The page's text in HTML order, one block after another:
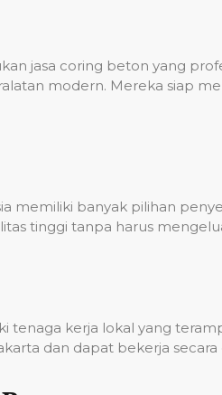
jasa coring beton yang
modern. Mereka siap
memiliki banyak pilihan
tinggi tanpa harus
tenaga kerja lokal yang
dan dapat bekerja